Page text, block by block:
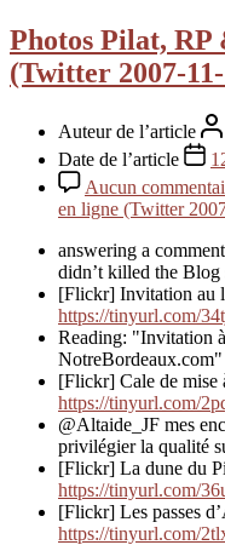
Photos Pilat, RP
(Twitter 2007-
Auteur de l’article
Date de l’article
Aucun
en ligne (Twitter
answering a
didn’t killed the Blog
[Flickr] Invitation au
https://tinyurl.com/
Reading: "Invitation
[Flickr] Cale de mise
https://tinyurl.com/
@Altaide_JF mes
privilégier la qualité
[Flickr] La dune du
https://tinyurl.com/
[Flickr] Les passes
https://tinyurl.com/